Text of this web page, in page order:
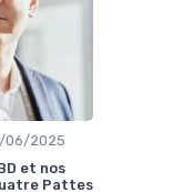
06/2025
et nos
Pattes